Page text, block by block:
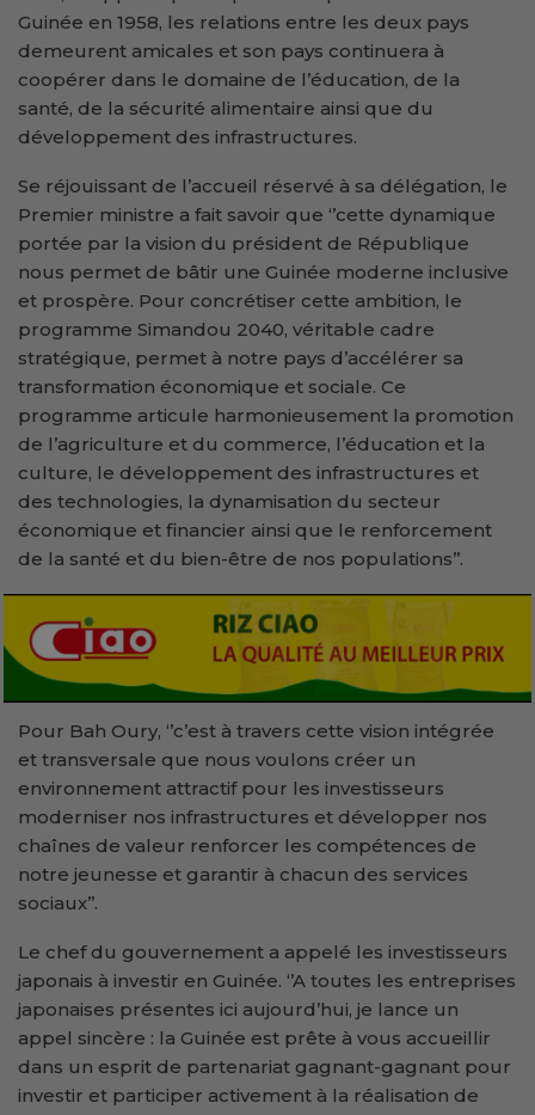
Guinée en 1958, les relations entre les deux pays
demeurent amicales et son pays continuera à
coopérer dans le domaine de l’éducation, de la
santé, de la sécurité alimentaire ainsi que du
développement des infrastructures.
Se réjouissant de l’accueil réservé à sa délégation, le
Premier ministre a fait savoir que ‘’cette dynamique
portée par la vision du président de République
nous permet de bâtir une Guinée moderne inclusive
et prospère. Pour concrétiser cette ambition, le
programme Simandou 2040, véritable cadre
stratégique, permet à notre pays d’accélérer sa
transformation économique et sociale. Ce
programme articule harmonieusement la promotion
de l’agriculture et du commerce, l’éducation et la
culture, le développement des infrastructures et
des technologies, la dynamisation du secteur
économique et financier ainsi que le renforcement
de la santé et du bien-être de nos populations’’.
Pour Bah Oury, ‘’c’est à travers cette vision intégrée
et transversale que nous voulons créer un
environnement attractif pour les investisseurs
moderniser nos infrastructures et développer nos
chaînes de valeur renforcer les compétences de
notre jeunesse et garantir à chacun des services
sociaux’’.
Le chef du gouvernement a appelé les investisseurs
japonais à investir en Guinée. ‘’A toutes les entreprises
japonaises présentes ici aujourd’hui, je lance un
appel sincère : la Guinée est prête à vous accueillir
dans un esprit de partenariat gagnant-gagnant pour
investir et participer activement à la réalisation de